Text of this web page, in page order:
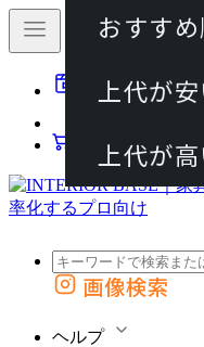
動画マニュアル
カート
外部サイトの商品をカー
画像検索
ヘルプ
おすす
上代が
上代が